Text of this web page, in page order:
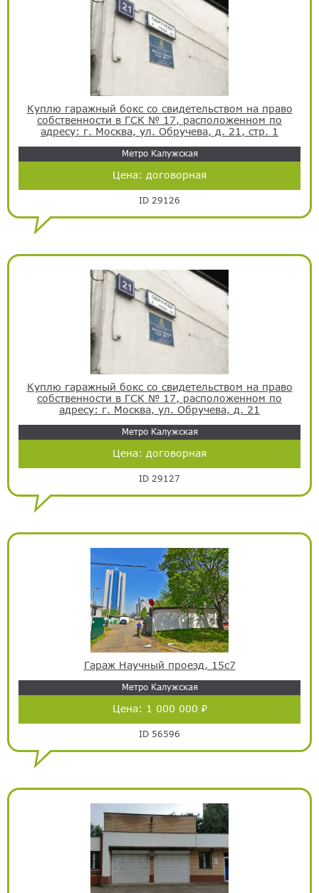
Куплю гаражный бокс со свидетельством на право
собственности в ГСК № 17, расположенном по
адресу: г. Москва, ул. Обручева, д. 21, стр. 1
Метро Калужская
Цена: договорная
ID 29126
Куплю гаражный бокс со свидетельством на право
собственности в ГСК № 17, расположенном по
адресу: г. Москва, ул. Обручева, д. 21
Метро Калужская
Цена: договорная
ID 29127
Гараж Научный проезд, 15с7
Метро Калужская
Цена: 1 000 000 ₽
ID 56596